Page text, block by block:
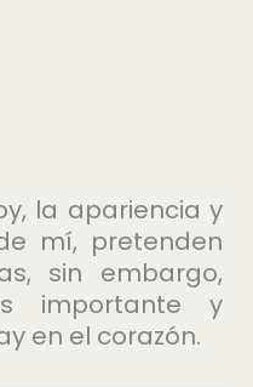
la apariencia y
mí, pretenden
sin embargo,
importante y
en el corazón.